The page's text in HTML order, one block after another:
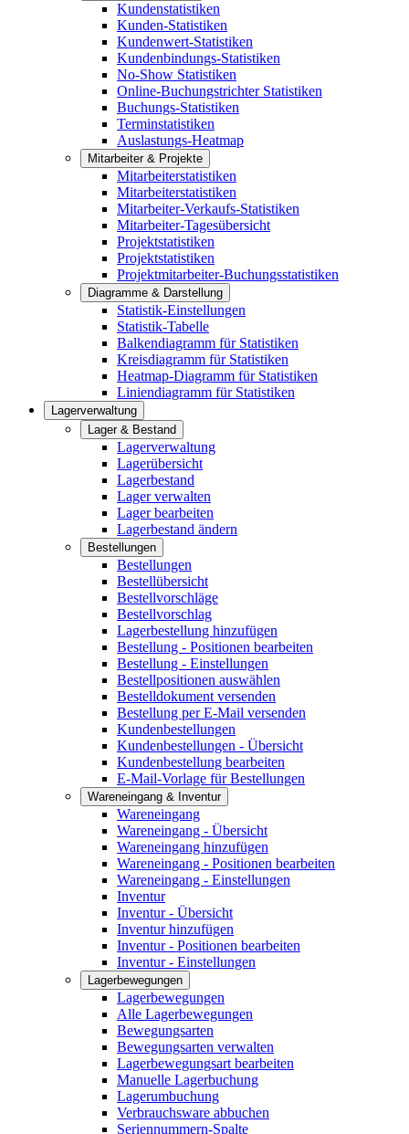
Kundenstatistiken
Kunden-Statistiken
Kundenwert-Statistiken
Kundenbindungs-Statistiken
No-Show Statistiken
Online-Buchungstrichter Statistiken
Buchungs-Statistiken
Terminstatistiken
Auslastungs-Heatmap
Mitarbeiter & Projekte
Mitarbeiterstatistiken
Mitarbeiterstatistiken
Mitarbeiter-Verkaufs-Statistiken
Mitarbeiter-Tagesübersicht
Projektstatistiken
Projektstatistiken
Projektmitarbeiter-Buchungsstatistiken
Diagramme & Darstellung
Statistik-Einstellungen
Statistik-Tabelle
Balkendiagramm für Statistiken
Kreisdiagramm für Statistiken
Heatmap-Diagramm für Statistiken
Liniendiagramm für Statistiken
Lagerverwaltung
Lager & Bestand
Lagerverwaltung
Lagerübersicht
Lagerbestand
Lager verwalten
Lager bearbeiten
Lagerbestand ändern
Bestellungen
Bestellungen
Bestellübersicht
Bestellvorschläge
Bestellvorschlag
Lagerbestellung hinzufügen
Bestellung - Positionen bearbeiten
Bestellung - Einstellungen
Bestellpositionen auswählen
Bestelldokument versenden
Bestellung per E-Mail versenden
Kundenbestellungen
Kundenbestellungen - Übersicht
Kundenbestellung bearbeiten
E-Mail-Vorlage für Bestellungen
Wareneingang & Inventur
Wareneingang
Wareneingang - Übersicht
Wareneingang hinzufügen
Wareneingang - Positionen bearbeiten
Wareneingang - Einstellungen
Inventur
Inventur - Übersicht
Inventur hinzufügen
Inventur - Positionen bearbeiten
Inventur - Einstellungen
Lagerbewegungen
Lagerbewegungen
Alle Lagerbewegungen
Bewegungsarten
Bewegungsarten verwalten
Lagerbewegungsart bearbeiten
Manuelle Lagerbuchung
Lagerumbuchung
Verbrauchsware abbuchen
Seriennummern-Spalte